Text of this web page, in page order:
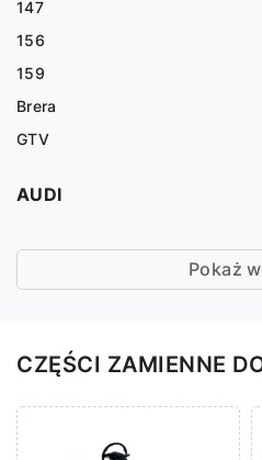
147
156
159
Brera
GTV
AUDI
Pokaż
CZĘŚCI ZAMIENNE